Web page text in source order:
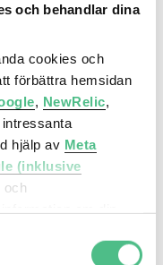
och behandlar dina
cookies och
förbättra hemsidan
, NewRelic,
hjälp av Meta
(inklusive
och
hemsidan och
1553 kvm
längs med
och nya